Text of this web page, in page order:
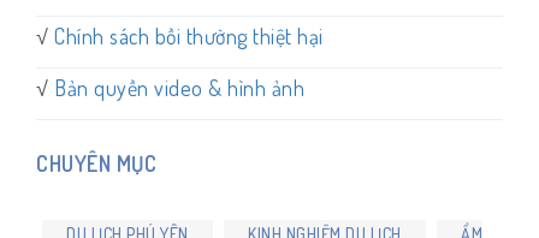
√ Chính sách bồi thường thiệt hại
√ Bản quyền video & hình ảnh
CHUYÊN MỤC